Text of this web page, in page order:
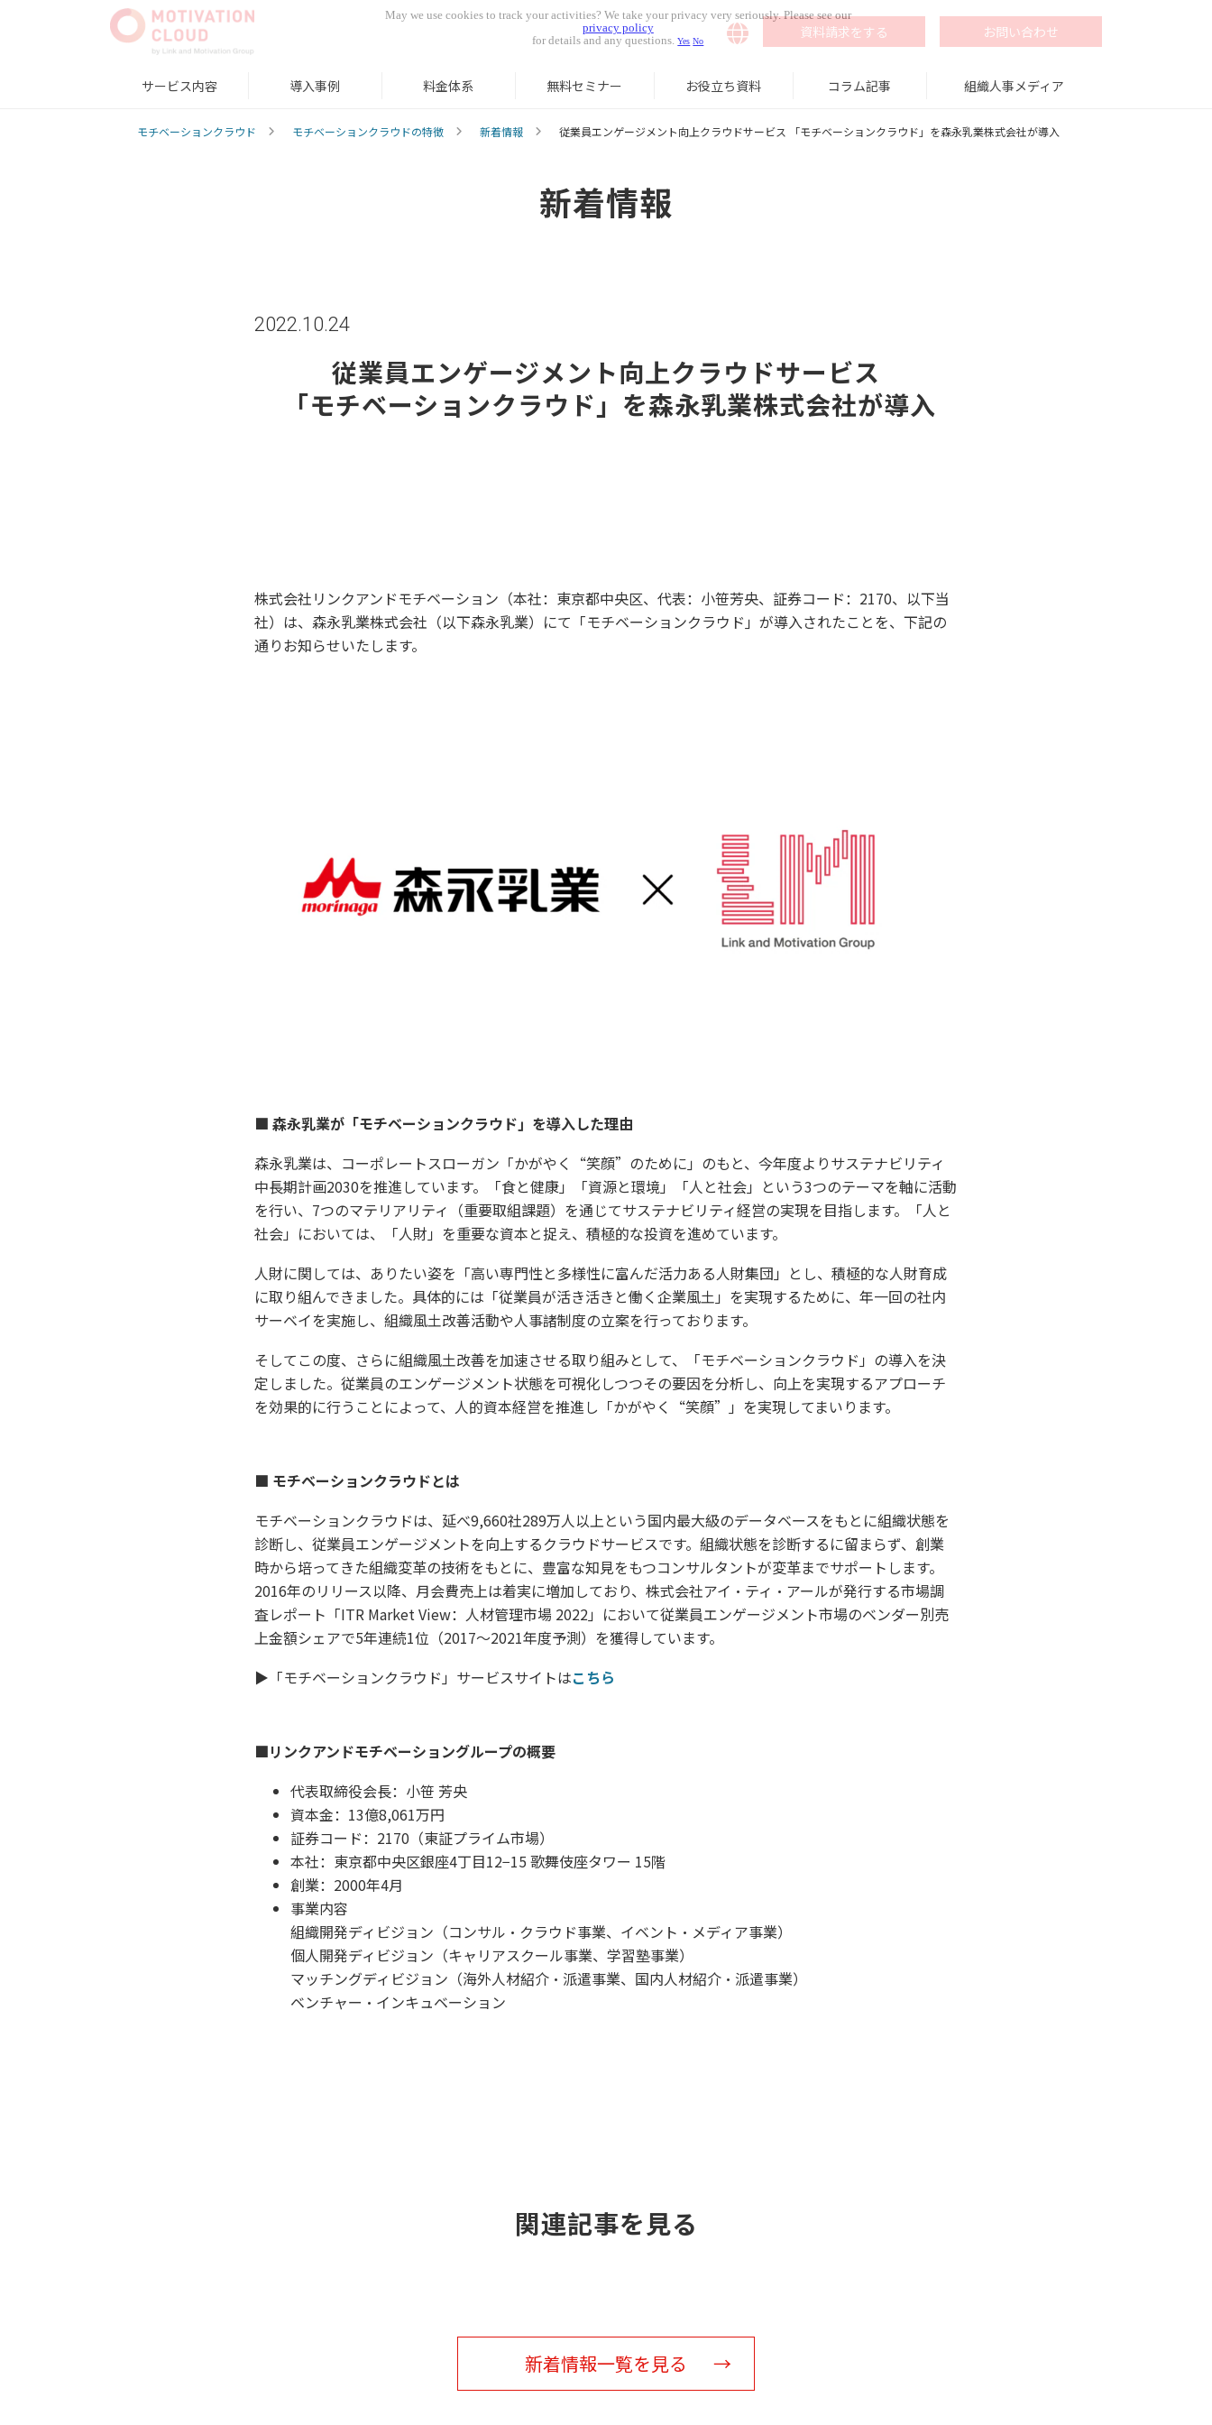
資料請求をする お問い合わせ
サービス内容 導入事例 料金体系 無料セミナー お役立ち資料 コラム記事 組織人事メディア
モチベーションクラウド モチベーションクラウドの特徴 新着情報 従業員エンゲージメント向上クラウドサービス 「モチベーションクラウド」を森永乳業株式会社が導入
新着情報
2022.10.24
従業員エンゲージメント向上クラウドサービス
「モチベーションクラウド」を森永乳業株式会社が導入
株式会社リンクアンドモチベーション（本社：東京都中央区、代表：小笹芳央、証券コード：2170、以下当
社）は、森永乳業株式会社（以下森永乳業）にて「モチベーションクラウド」が導入されたことを、下記の
通りお知らせいたします。
■ 森永乳業が「モチベーションクラウド」を導入した理由
森永乳業は、コーポレートスローガン「かがやく“笑顔”のために」のもと、今年度よりサステナビリティ
中長期計画2030を推進しています。「食と健康」「資源と環境」「人と社会」という3つのテーマを軸に活動
を行い、7つのマテリアリティ（重要取組課題）を通じてサステナビリティ経営の実現を目指します。「人と
社会」においては、「人財」を重要な資本と捉え、積極的な投資を進めています。
人財に関しては、ありたい姿を「高い専門性と多様性に富んだ活力ある人財集団」とし、積極的な人財育成
に取り組んできました。具体的には「従業員が活き活きと働く企業風土」を実現するために、年一回の社内
サーベイを実施し、組織風土改善活動や人事諸制度の立案を行っております。
そしてこの度、さらに組織風土改善を加速させる取り組みとして、「モチベーションクラウド」の導入を決
定しました。従業員のエンゲージメント状態を可視化しつつその要因を分析し、向上を実現するアプローチ
を効果的に行うことによって、人的資本経営を推進し「かがやく“笑顔”」を実現してまいります。
■ モチベーションクラウドとは
モチベーションクラウドは、延べ9,660社289万人以上という国内最大級のデータベースをもとに組織状態を
診断し、従業員エンゲージメントを向上するクラウドサービスです。組織状態を診断するに留まらず、創業
時から培ってきた組織変革の技術をもとに、豊富な知見をもつコンサルタントが変革までサポートします。
2016年のリリース以降、月会費売上は着実に増加しており、株式会社アイ・ティ・アールが発行する市場調
査レポート「ITR Market View：人材管理市場 2022」において従業員エンゲージメント市場のベンダー別売
上金額シェアで5年連続1位（2017～2021年度予測）を獲得しています。
▶「モチベーションクラウド」サービスサイトはこちら
■リンクアンドモチベーショングループの概要
代表取締役会長：小笹 芳央
資本金：13億8,061万円
証券コード：2170（東証プライム市場）
本社：東京都中央区銀座4丁目12−15 歌舞伎座タワー 15階
創業：2000年4月
事業内容
組織開発ディビジョン（コンサル・クラウド事業、イベント・メディア事業）
個人開発ディビジョン（キャリアスクール事業、学習塾事業）
マッチングディビジョン（海外人材紹介・派遣事業、国内人材紹介・派遣事業）
ベンチャー・インキュベーション
関連記事を見る
新着情報一覧を見る
May we use cookies to track your activities? We take your privacy very seriously. Please see our
privacy policy
for details and any questions.Yes No